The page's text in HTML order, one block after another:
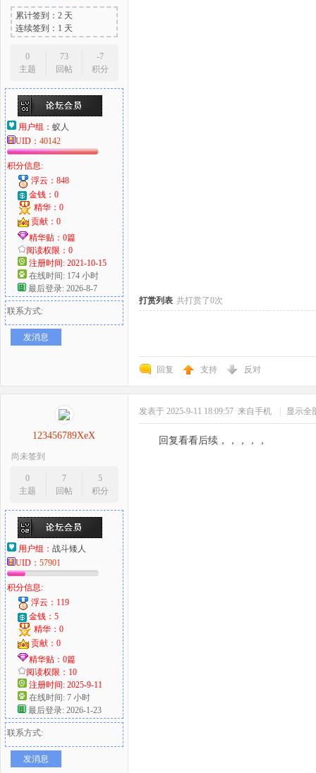
爱
好
累计签到：2 天
连续签到：1 天
0
主题
73
回帖
-7
积分
用户组： 蚁人
UID： 40142
积分信息:
浮云：848
金钱：0
精华：0
贡献：0
精华贴：0篇
阅读权限：0
注册时间: 2021-10-15
在线时间: 174 小时
最后登录: 2026-8-7
联系方式:
发消息
打赏列表 共打赏了0次
回复 支持 反对
123456789XeX
尚未签到
0
主题
7
回帖
5
积分
用户组： 战斗矮人
UID： 57901
积分信息:
浮云：119
金钱：5
精华：0
贡献：0
精华贴：0篇
阅读权限：10
注册时间: 2025-9-11
在线时间: 7 小时
最后登录: 2026-1-23
联系方式:
发消息
发表于 2025-9-11 18:09:57 来自手机 显示全
回复看看后续，，，，，